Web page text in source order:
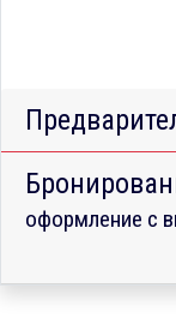
оформление с